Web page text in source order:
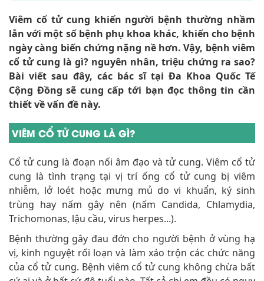
Viêm cổ tử cung khiến người bệnh thường nhầm
lẫn với một số bệnh phụ khoa khác, khiến cho bệnh
ngày càng biến chứng nặng nề hơn. Vậy, bệnh viêm
cổ tử cung là gì? nguyên nhân, triệu chứng ra sao?
Bài viết sau đây, các bác sĩ tại Đa Khoa Quốc Tế
Cộng Đồng sẽ cung cấp tới bạn đọc thông tin cần
thiết về vấn đề này.
VIÊM CỔ TỬ CUNG LÀ GÌ?
Cổ tử cung là đoạn nối âm đạo và tử cung. Viêm cổ tử
cung là tình trạng tại vị trí ống cổ tử cung bị viêm
nhiễm, lở loét hoặc mưng mủ do vi khuẩn, ký sinh
trùng hay nấm gây nên (nấm Candida, Chlamydia,
Trichomonas, lậu cầu, virus herpes...).
Bệnh thường gây đau đớn cho người bệnh ở vùng hạ
vị, kinh nguyệt rối loạn và làm xáo trộn các chức năng
của cổ tử cung. Bệnh viêm cổ tử cung không chừa bất